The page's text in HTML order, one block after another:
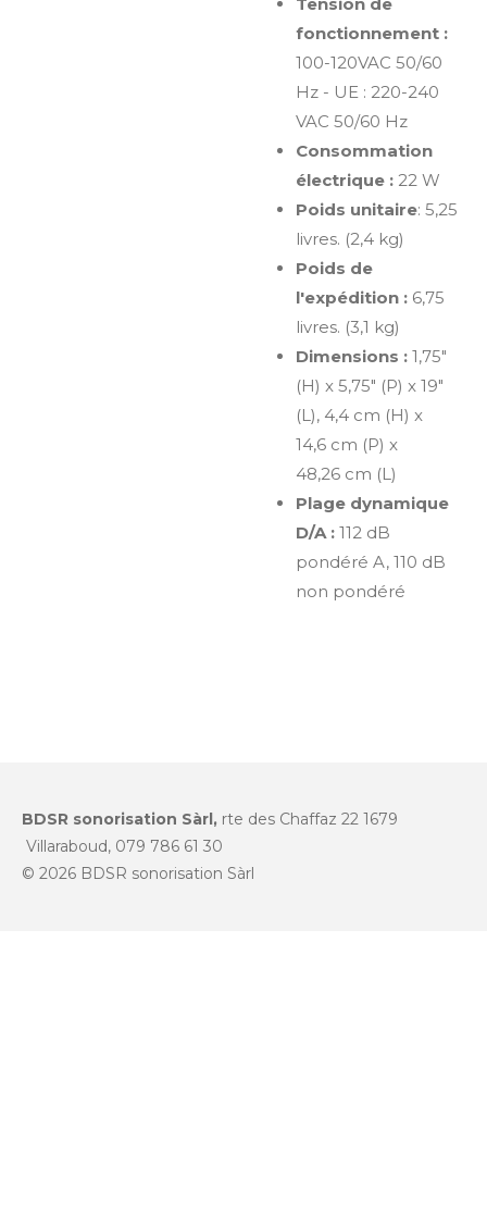
fonctionnement :
100-120VAC 50/60
Hz - UE : 220-240
VAC 50/60 Hz
Consommation
électrique :22 W
Poids unitaire: 5,25
livres. (2,4 kg)
Poids de
l'expédition :6,75
livres. (3,1 kg)
Dimensions :1,75"
(H) x 5,75" (P) x 19"
(L), 4,4 cm (H) x
14,6 cm (P) x
48,26 cm (L)
Plage dynamique
D/A :112 dB
pondéré A, 110 dB
non pondéré
BDSR sonorisation Sàrl, rte des Chaffaz 22 1679
Villaraboud, 079 786 61 30
© 2026 BDSR sonorisation Sàrl